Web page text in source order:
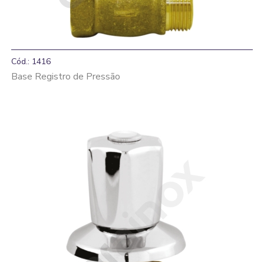
Cód.: 1416
Base Registro de Pressão